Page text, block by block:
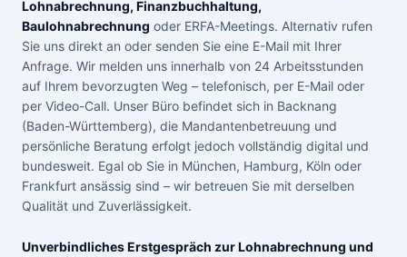
Lohnabrechnung, Finanzbuchhaltung,
Baulohnabrechnung oder ERFA-Meetings. Alternativ rufen
Sie uns direkt an oder senden Sie eine E-Mail mit Ihrer
Anfrage. Wir melden uns innerhalb von 24 Arbeitsstunden
auf Ihrem bevorzugten Weg – telefonisch, per E-Mail oder
per Video-Call. Unser Büro befindet sich in Backnang
(Baden-Württemberg), die Mandantenbetreuung und
persönliche Beratung erfolgt jedoch vollständig digital und
bundesweit. Egal ob Sie in München, Hamburg, Köln oder
Frankfurt ansässig sind – wir betreuen Sie mit derselben
Qualität und Zuverlässigkeit.
Unverbindliches Erstgespräch zur Lohnabrechnung und